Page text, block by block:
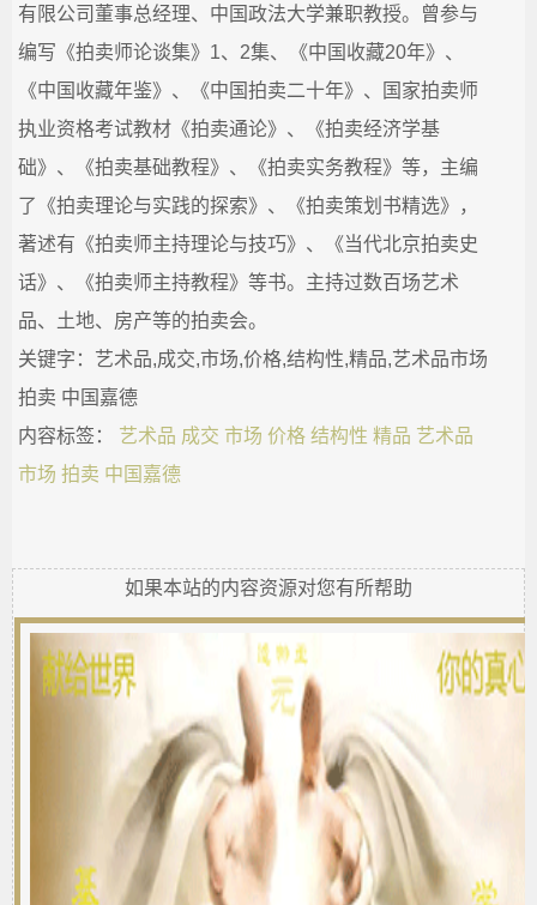
有限公司董事总经理、中国政法大学兼职教授。曾参与
编写《拍卖师论谈集》1、2集、《中国收藏20年》、
《中国收藏年鉴》、《中国拍卖二十年》、国家拍卖师
执业资格考试教材《拍卖通论》、《拍卖经济学基
础》、《拍卖基础教程》、《拍卖实务教程》等，主编
了《拍卖理论与实践的探索》、《拍卖策划书精选》，
著述有《拍卖师主持理论与技巧》、《当代北京拍卖史
话》、《拍卖师主持教程》等书。主持过数百场艺术
品、土地、房产等的拍卖会。
关键字：艺术品,成交,市场,价格,结构性,精品,艺术品市场
拍卖 ​中国嘉德
内容标签： 艺术品 成交 市场 价格 结构性 精品 艺术品
市场 拍卖 ​中国嘉德
如果本站的内容资源对您有所帮助